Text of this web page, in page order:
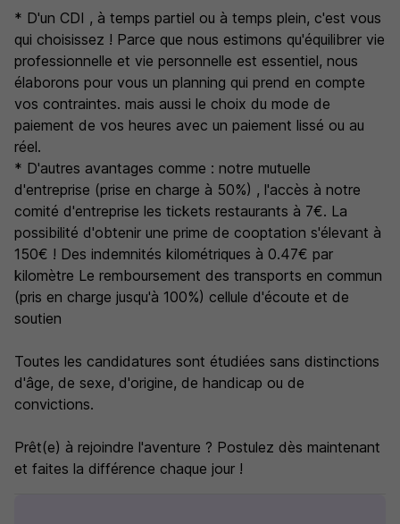
* D'un CDI , à temps partiel ou à temps plein, c'est vous
qui choisissez ! Parce que nous estimons qu'équilibrer vie
professionnelle et vie personnelle est essentiel, nous
élaborons pour vous un planning qui prend en compte
vos contraintes. mais aussi le choix du mode de
paiement de vos heures avec un paiement lissé ou au
réel.
* D'autres avantages comme : notre mutuelle
d'entreprise (prise en charge à 50%) , l'accès à notre
comité d'entreprise les tickets restaurants à 7€. La
possibilité d'obtenir une prime de cooptation s'élevant à
150€ ! Des indemnités kilométriques à 0.47€ par
kilomètre Le remboursement des transports en commun
(pris en charge jusqu'à 100%) cellule d'écoute et de
soutien
Toutes les candidatures sont étudiées sans distinctions
d'âge, de sexe, d'origine, de handicap ou de
convictions.
Prêt(e) à rejoindre l'aventure ? Postulez dès maintenant
et faites la différence chaque jour !